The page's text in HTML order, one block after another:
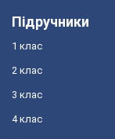
Підручники
1 клас
2 клас
3 клас
4 клас